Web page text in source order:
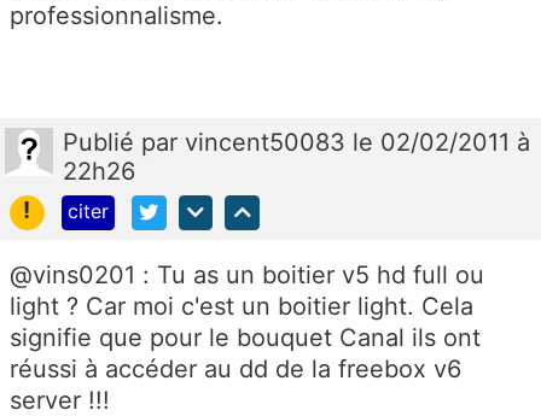
professionnalisme.
Publié par vincent50083 le 02/02/2011 à
22h26
!
citer
@vins0201 : Tu as un boitier v5 hd full ou
light ? Car moi c'est un boitier light. Cela
signifie que pour le bouquet Canal ils ont
réussi à accéder au dd de la freebox v6
server !!!